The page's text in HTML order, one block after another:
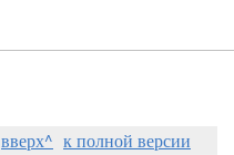
вверх^ к полной версии